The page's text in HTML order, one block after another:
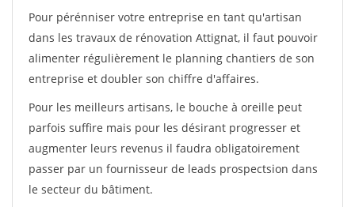
Pour pérénniser votre entreprise en tant qu'artisan
dans les travaux de rénovation Attignat, il faut pouvoir
alimenter régulièrement le planning chantiers de son
entreprise et doubler son chiffre d'affaires.
Pour les meilleurs artisans, le bouche à oreille peut
parfois suffire mais pour les désirant progresser et
augmenter leurs revenus il faudra obligatoirement
passer par un fournisseur de leads prospectsion dans
le secteur du bâtiment.